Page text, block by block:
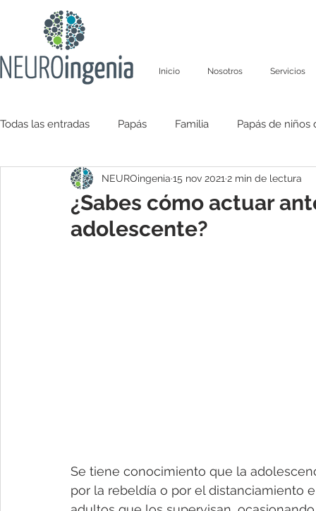
Inicio Nosotros Servicios
Todas las entradas Papás Familia Papás de niños
Salud emocional
¿Sabes cómo actuar
adolescente?
NEUROingenia 15 nov 2021 2 min de lectura
Se tiene conocimiento que la
por la rebeldía o por el distanciamiento